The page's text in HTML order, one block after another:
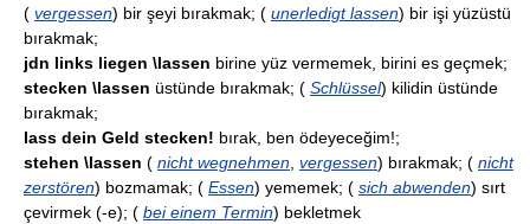
( vergessen) bir şeyi bırakmak; ( unerledigt lassen) bir işi yüzüstü
bırakmak;
jdn links liegen \lassen birine yüz vermemek, birini es geçmek;
stecken \lassen üstünde bırakmak; ( Schlüssel) kilidin üstünde
bırakmak;
lass dein Geld stecken! bırak, ben ödeyeceğim!;
stehen \lassen ( nicht wegnehmen, vergessen) bırakmak; ( nicht
zerstören) bozmamak; ( Essen) yememek; ( sich abwenden) sırt
çevirmek (-e); ( bei einem Termin) bekletmek